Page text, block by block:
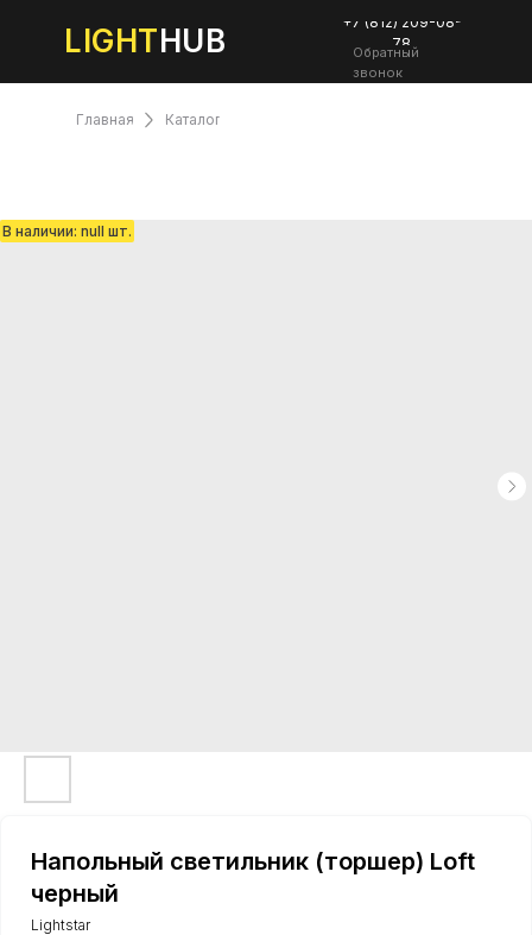
LIGHTHUB
+7 (812) 209-08-
78
Обратный
звонок
Каталог
Главная
Напольный светильник (торшер) Loft
черный
Lightstar